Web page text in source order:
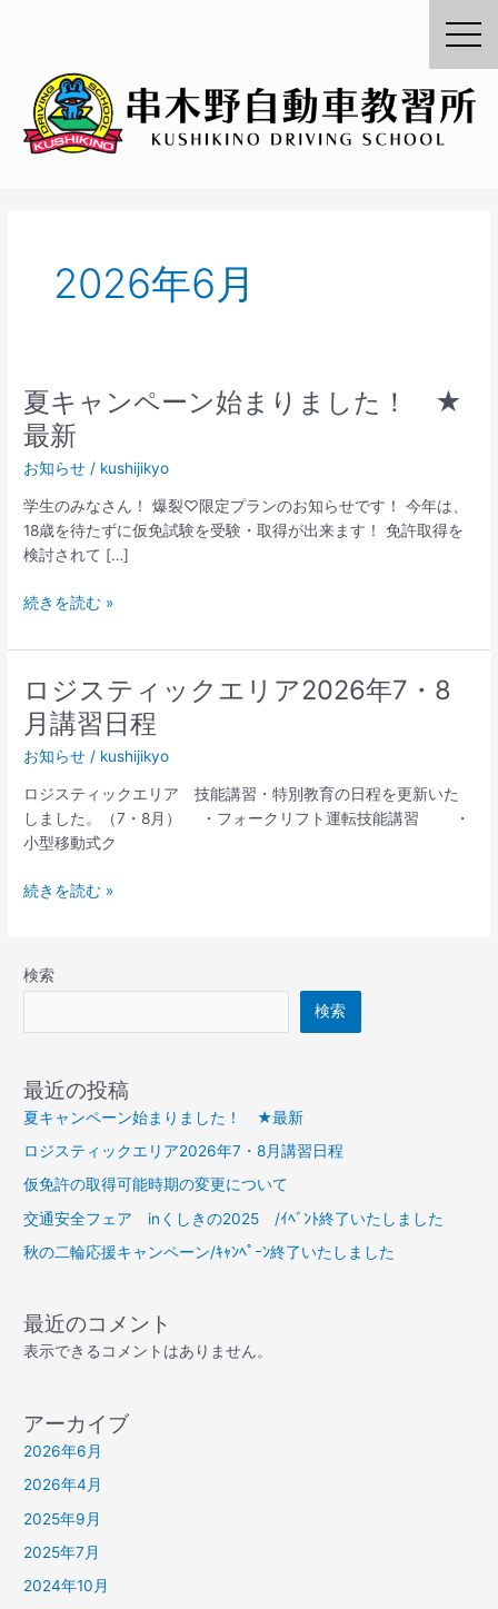
2026年6月
夏キャンペーン始まりました！ ★
最新
お知らせ / kushijikyo
学生のみなさん！ 爆裂♡限定プランのお知らせです！ 今年は、
18歳を待たずに仮免試験を受験・取得が出来ます！ 免許取得を
検討されて […]
夏
キ
ャ
ン
ー
ン
始
ま
た！
★
最
新
続きを読む »
ロジスティックエリア2026年7・8
月講習日程
お知らせ / kushijikyo
ロジスティックエリア 技能講習・特別教育の日程を更新いた
しました。（7・8月） ・フォークリフト運転技能講習 ・
小型移動式ク
ロ
ジ
ス
テ
ク
エ
リ
7・
日
程
続きを読む »
検索
検索
最近の投稿
夏キャンペーン始まりました！ ★最新
ロジスティックエリア2026年7・8月講習日程
仮免許の取得可能時期の変更について
交通安全フェア inくしきの2025 /ｲﾍﾞﾝﾄ終了いたしました
秋の二輪応援キャンペーン/ｷｬﾝﾍﾟｰﾝ終了いたしました
最近のコメント
表示できるコメントはありません。
アーカイブ
2026年6月
2026年4月
2025年9月
2025年7月
2024年10月